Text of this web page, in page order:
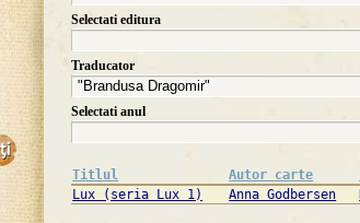
Selectati editura
Traducator
Selectati anul
Titlul Autor carte
Lux (seria Lux 1)
Anna Godbersen